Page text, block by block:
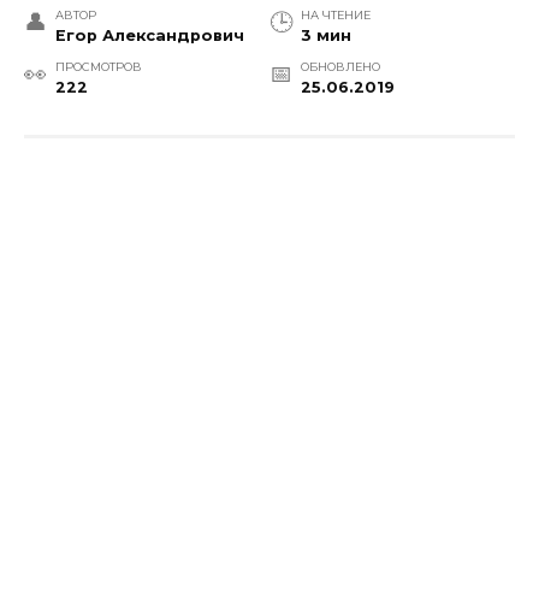
АВТОР
Егор Александрович
НА ЧТЕНИЕ
3 мин
ПРОСМОТРОВ
222
ОБНОВЛЕНО
25.06.2019